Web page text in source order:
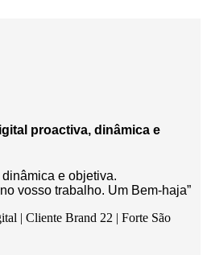
proactiva, dinâmica e
e objetiva.
vosso trabalho. Um Bem-haja”